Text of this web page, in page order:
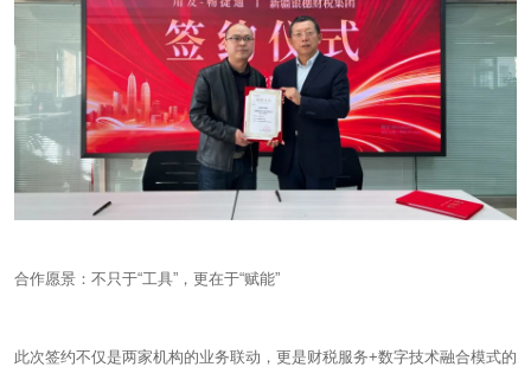
合作愿景：不只于“工具”，更在于“赋能”
此次签约不仅是两家机构的业务联动，更是财税服务+数字技术融合模式的